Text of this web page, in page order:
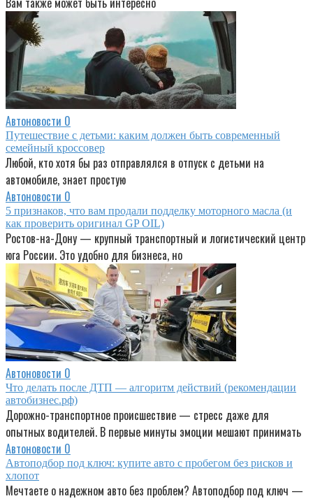
Автоновости 0
Путешествие с детьми: каким должен быть современный
семейный кроссовер
Любой, кто хотя бы раз отправлялся в отпуск с детьми на
автомобиле, знает простую
Автоновости 0
5 признаков, что вам продали подделку моторного масла (и
как проверить оригинал GP OIL)
Ростов-на-Дону — крупный транспортный и логистический центр
юга России. Это удобно для бизнеса, но
Автоновости 0
Что делать после ДТП — алгоритм действий (рекомендации
автобизнес.рф)
Дорожно-транспортное происшествие — стресс даже для
опытных водителей. В первые минуты эмоции мешают принимать
Автоновости 0
Автоподбор под ключ: купите авто с пробегом без рисков и
хлопот
Мечтаете о надежном авто без проблем? Автоподбор под ключ —